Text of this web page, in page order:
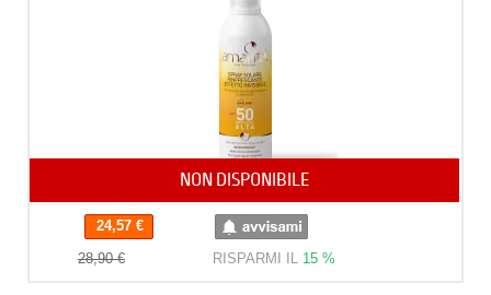
NON DISPONIBILE
24,57 €
28,90 €
RISPARMI IL 15 %